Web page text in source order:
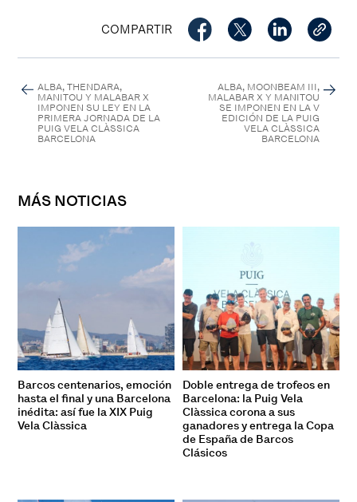
COMPARTIR
ALBA, THENDARA,
MANITOU Y MALABAR X
IMPONEN SU LEY EN LA
PRIMERA JORNADA DE LA
PUIG VELA CLÀSSICA
BARCELONA
ALBA, MOONBEAM III,
MALABAR X Y MANITOU
SE IMPONEN EN LA V
EDICIÓN DE LA PUIG
VELA CLÀSSICA
BARCELONA
MÁS NOTICIAS
Barcos centenarios, emoción
hasta el final y una Barcelona
inédita: así fue la XIX Puig
Vela Clàssica
Doble entrega de trofeos en
Barcelona: la Puig Vela
Clàssica corona a sus
ganadores y entrega la Copa
de España de Barcos
Clásicos